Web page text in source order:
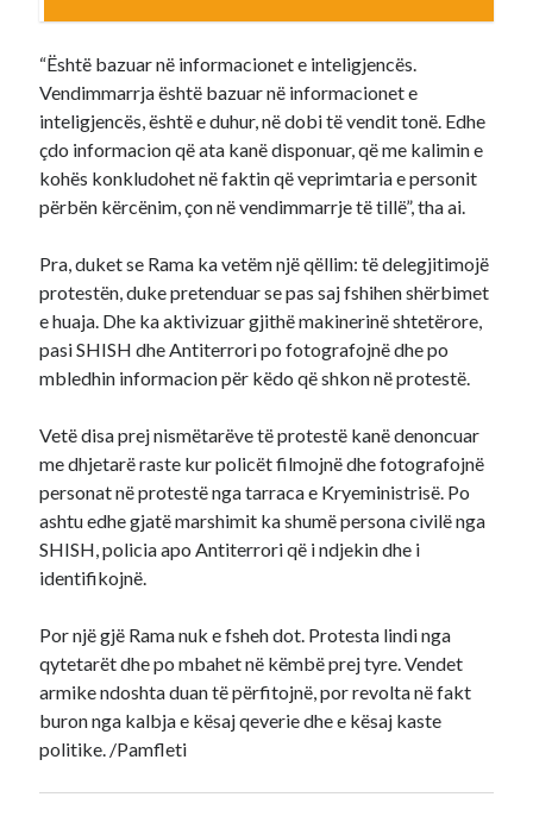
“Është bazuar në informacionet e inteligjencës.
Vendimmarrja është bazuar në informacionet e
inteligjencës, është e duhur, në dobi të vendit tonë. Edhe
çdo informacion që ata kanë disponuar, që me kalimin e
kohës konkludohet në faktin që veprimtaria e personit
përbën kërcënim, çon në vendimmarrje të tillë”, tha ai.
Pra, duket se Rama ka vetëm një qëllim: të delegjitimojë
protestën, duke pretenduar se pas saj fshihen shërbimet
e huaja. Dhe ka aktivizuar gjithë makinerinë shtetërore,
pasi SHISH dhe Antiterrori po fotografojnë dhe po
mbledhin informacion për këdo që shkon në protestë.
Vetë disa prej nismëtarëve të protestë kanë denoncuar
me dhjetarë raste kur policët filmojnë dhe fotografojnë
personat në protestë nga tarraca e Kryeministrisë. Po
ashtu edhe gjatë marshimit ka shumë persona civilë nga
SHISH, policia apo Antiterrori që i ndjekin dhe i
identifikojnë.
Por një gjë Rama nuk e fsheh dot. Protesta lindi nga
qytetarët dhe po mbahet në këmbë prej tyre. Vendet
armike ndoshta duan të përfitojnë, por revolta në fakt
buron nga kalbja e kësaj qeverie dhe e kësaj kaste
politike. /Pamfleti